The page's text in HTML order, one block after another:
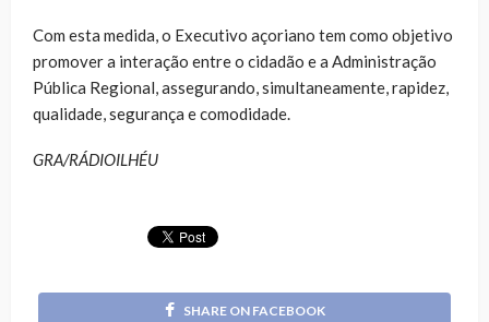
Com esta medida, o Executivo açoriano tem como objetivo
promover a interação entre o cidadão e a Administração
Pública Regional, assegurando, simultaneamente, rapidez,
qualidade, segurança e comodidade.
GRA/RÁDIOILHÉU
SHARE ON FACEBOOK